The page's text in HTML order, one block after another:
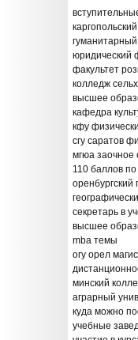
юридический
факультет
колледж
высшее
кафедра
кфу
сгу саратов
мгюа заочное
110 баллов по
секретарь в
высшее
mba темы
огу орел
минский
аграрный
куда можно
учебные